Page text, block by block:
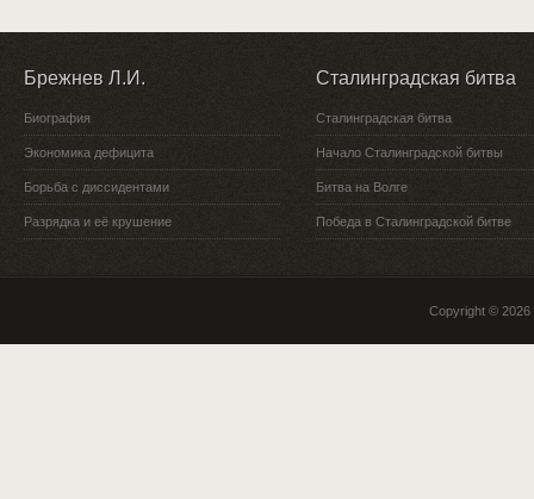
Брежнев Л.И.
Биография
Экономика дефицита
Борьба с диссидентами
Разрядка и её крушение
Сталинградская битва
Сталинградская битва
Начало Сталинградской битвы
Битва на Волге
Победа в Сталинградской битве
Copyright © 2026